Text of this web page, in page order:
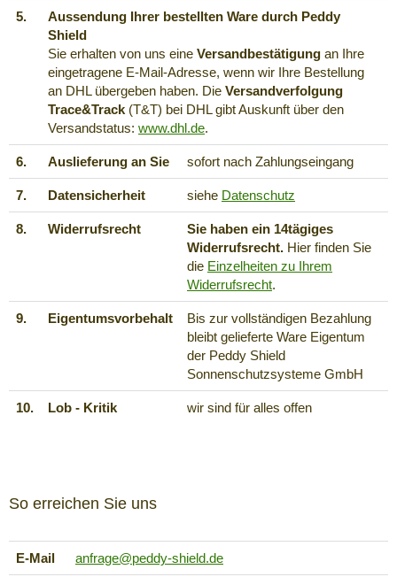
5.
Aussendung Ihrer bestellten Ware durch Peddy
Shield
Sie erhalten von uns eine Versandbestätigung an Ihre
eingetragene E-Mail-Adresse, wenn wir Ihre Bestellung
an DHL übergeben haben. Die Versandverfolgung
Trace&Track (T&T) bei DHL gibt Auskunft über den
Versandstatus: www.dhl.de.
6. Auslieferung an Sie sofort nach Zahlungseingang
7. Datensicherheit siehe Datenschutz
8. Widerrufsrecht
Sie haben ein 14tägiges
Widerrufsrecht. Hier finden Sie
die Einzelheiten zu Ihrem
Widerrufsrecht.
9. Eigentumsvorbehalt
Bis zur vollständigen Bezahlung
bleibt gelieferte Ware Eigentum
der Peddy Shield
Sonnenschutzsysteme GmbH
10. Lob - Kritik wir sind für alles offen
So erreichen Sie uns
E-Mail anfrage@peddy-shield.de